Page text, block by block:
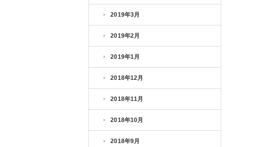
2019年3月
2019年2月
2019年1月
2018年12月
2018年11月
2018年10月
2018年9月